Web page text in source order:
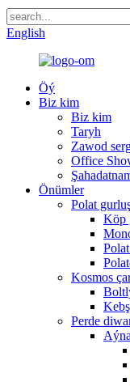
English
Öý
Biz kim
Biz kim
Taryh
Zawod
Office
Önümler
Polat
Köp
Kosmos
Perde